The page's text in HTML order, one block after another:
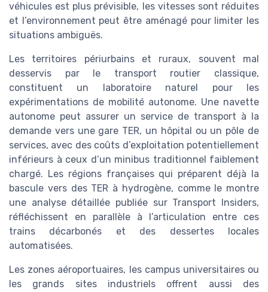
véhicules est plus prévisible, les vitesses sont réduites
et l’environnement peut être aménagé pour limiter les
situations ambiguës.
Les territoires périurbains et ruraux, souvent mal
desservis par le transport routier classique,
constituent un laboratoire naturel pour les
expérimentations de mobilité autonome. Une navette
autonome peut assurer un service de transport à la
demande vers une gare TER, un hôpital ou un pôle de
services, avec des coûts d’exploitation potentiellement
inférieurs à ceux d’un minibus traditionnel faiblement
chargé. Les régions françaises qui préparent déjà la
bascule vers des TER à hydrogène, comme le montre
une analyse détaillée publiée sur Transport Insiders,
réfléchissent en parallèle à l’articulation entre ces
trains décarbonés et des dessertes locales
automatisées.
Les zones aéroportuaires, les campus universitaires ou
les grands sites industriels offrent aussi des